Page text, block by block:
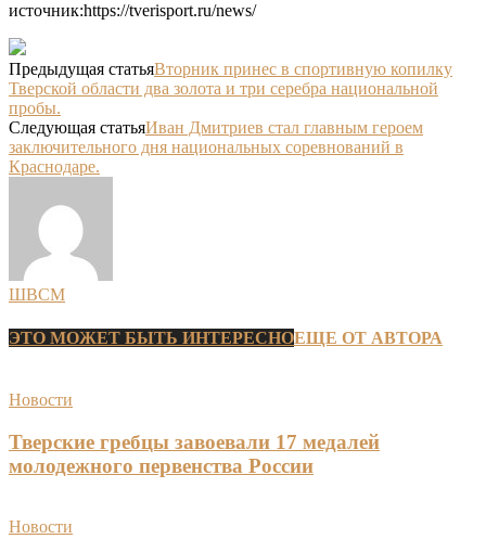
источник:https://tverisport.ru/news/
Предыдущая статьяВторник принес в спортивную копилку
Тверской области два золота и три серебра национальной
пробы.
Следующая статьяИван Дмитриев стал главным героем
заключительного дня национальных соревнований в
Краснодаре.
ШВСМ
ЭТО МОЖЕТ БЫТЬ ИНТЕРЕСНОЕЩЕ ОТ АВТОРА
Новости
Тверские гребцы завоевали 17 медалей
молодежного первенства России
Новости